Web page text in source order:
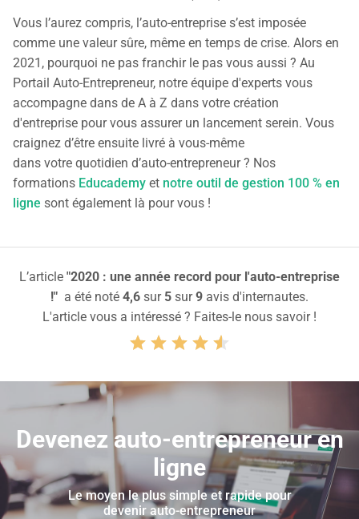
Vous l’aurez compris, l’auto-entreprise s’est imposée
comme une valeur sûre, même en temps de crise. Alors en
2021, pourquoi ne pas franchir le pas vous aussi ? Au
Portail Auto-Entrepreneur, notre équipe d'experts vous
accompagne dans de A à Z dans votre création
d'entreprise pour vous assurer un lancement serein. Vous
craignez d’être ensuite livré à vous-même
dans votre quotidien d’auto-entrepreneur ? Nos
formations Educademy et notre outil de gestion 100 % en
ligne sont également là pour vous !
L’article "2020 : une année record pour l'auto-entreprise
!" a été noté 4,6 sur 5 sur9 avis d'internautes.
L'article vous a intéressé ? Faites-le nous savoir !
Devenez auto-entrepreneur en
ligne
Le moyen le plus simple et rapide pour
devenir auto-entrepreneur